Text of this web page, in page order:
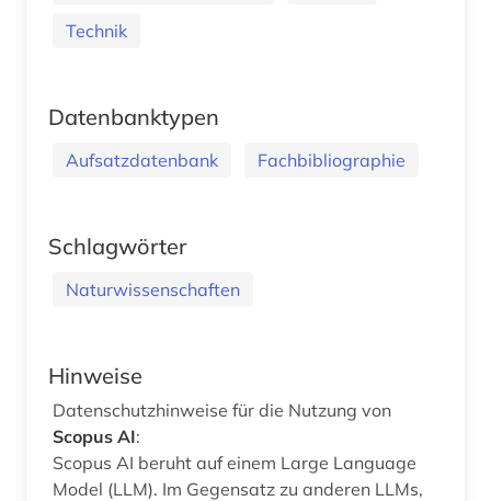
Technik
Datenbanktypen
Aufsatzdatenbank Fachbibliographie
Schlagwörter
Naturwissenschaften
Hinweise
Datenschutzhinweise für die Nutzung von
Scopus AI:
Scopus AI beruht auf einem Large Language
Model (LLM). Im Gegensatz zu anderen LLMs,